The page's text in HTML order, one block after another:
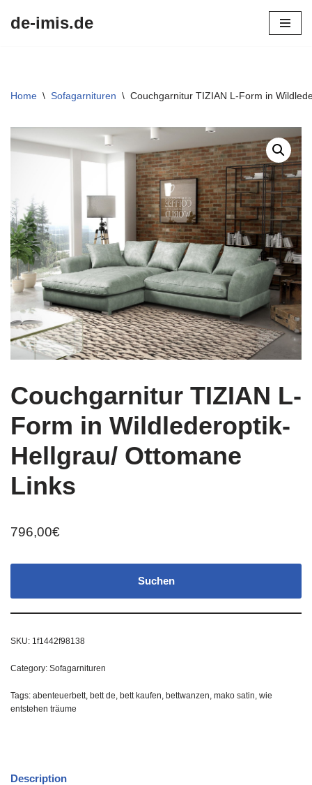
de-imis.de
Home \ Sofagarnituren \ Couchgarnitur TIZIAN L-Form in
Couchgarnitur TIZIAN L-
Form in Wildlederoptik-
Hellgrau/ Ottomane
Links
796,00€
Suchen
SKU: 1f1442f98138
Category: Sofagarnituren
Tags: abenteuerbett, bett de, bett kaufen, bettwanzen, mako satin, wie
entstehen träume
Description